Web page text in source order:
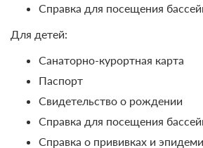
Справка для посещения
Для детей:
Санаторно-курортная карта
Паспорт
Свидетельство о рождении
Справка для посещения
Справка о прививках и